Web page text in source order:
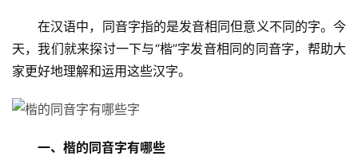
在汉语中，同音字指的是发音相同但意义不同的字。今
天，我们就来探讨一下与“楷”字发音相同的同音字，帮助大
家更好地理解和运用这些汉字。
一、楷的同音字有哪些